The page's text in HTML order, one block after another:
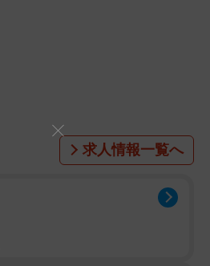
求人情報一覧へ